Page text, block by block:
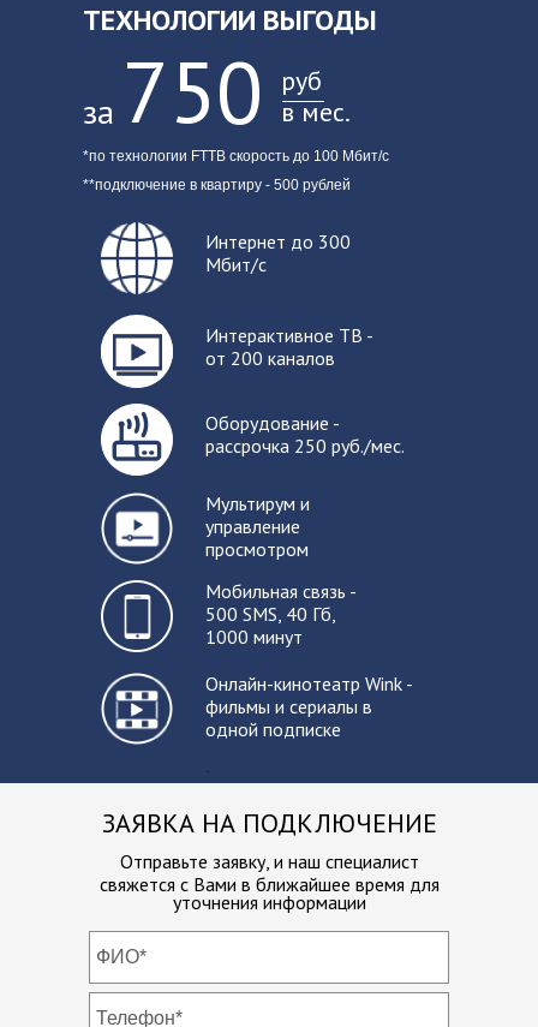
Мультирум и
управление
просмотром
Онлайн-кинотеатр Wink -
фильмы и сериалы в
одной подписке
-
руб
в мес.
Отправьте заявку, и наш специалист
свяжется с Вами в ближайшее время для
уточнения информации
ЗАЯВКА НА ПОДКЛЮЧЕНИЕ
Оборудование -
рассрочка 250 руб./мес.
Интернет до 300
Мбит/с
ТЕХНОЛОГИИ ВЫГОДЫ
за 750
*по технологии FTTB скорость до 100 Мбит/с
**подключение в квартиру - 500 рублей
Интерактивное ТВ -
от 200 каналов
Мобильная связь -
500 SMS, 40 Гб,
1000 минут